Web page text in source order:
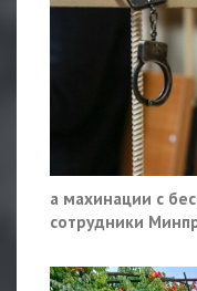
а махинации с
сотрудники